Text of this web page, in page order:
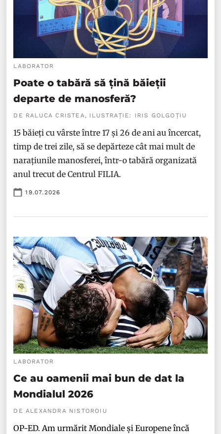
LABORATOR
Poate o tabără să țină băieții
departe de manosferă?
DE RALUCA CRISTEA, ILUSTRAȚIE: IRIS GOLGOȚIU
15 băieți cu vârste între 17 și 26 de ani au încercat,
timp de trei zile, să se depărteze cât mai mult de
narațiunile manosferei, într-o tabără organizată
anul trecut de Centrul FILIA.
19.07.2026
LABORATOR
Ce au oamenii mai bun de dat la
Mondialul 2026
DE ALEXANDRA NISTOROIU
OP-ED. Am urmărit Mondiale și Europene încă